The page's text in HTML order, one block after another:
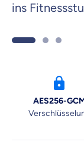
ins
im Büro und
AES256-